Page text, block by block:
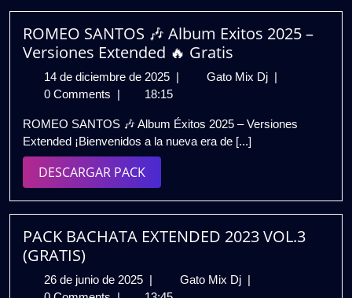
ROMEO SANTOS 🎶 Album Exitos 2025 –
Versiones Extended 🔥 Gratis
14 de diciembre de 2025 14
de
de
2025
Gato Mix Dj ROMEO
Album
Versiones
Extended
🔥
0 Comments
18:15
ROMEO SANTOS 🎶 Album Éxitos 2025 – Versiones
Extended ¡Bienvenidos a la nueva era de [...]
DESCARGAR PACKDESCARGAR
PACK
PACK BACHATA EXTENDED 2023 VOL.3
(GRATIS)
26 de junio de 2025 26
Gato Mix Dj PACK